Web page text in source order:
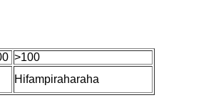
>100
Hifampiraharaha